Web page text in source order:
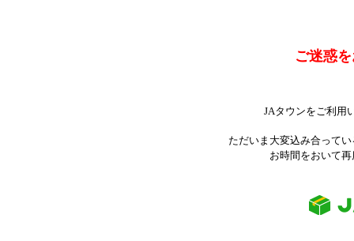
ご迷惑
JAタウンをご利用
ただいま大変込み合って
お時間をおいて